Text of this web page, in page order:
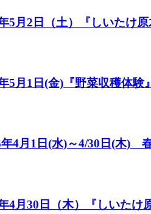
月2日（土）『しいたけ
月1日(金)『野菜収穫体験
年4月1日(水)～4/30日(木)
月30日（木）『しいたけ